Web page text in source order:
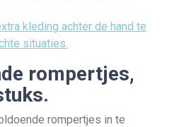
kleding achter de hand te
situaties.
rompertjes,
rompertjes in te